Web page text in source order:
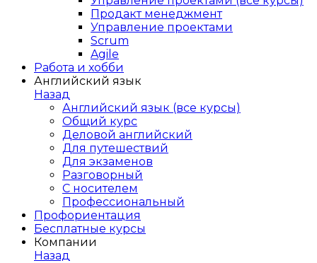
Продакт менеджмент
Управление проектами
Scrum
Agile
Работа и хобби
Английский язык
Назад
Английский язык (все курсы)
Общий курс
Деловой английский
Для путешествий
Для экзаменов
Разговорный
С носителем
Профессиональный
Профориентация
Бесплатные курсы
Компании
Назад